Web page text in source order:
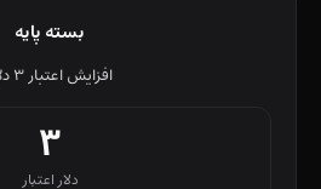
بسته پایه
افزایش اعتبار ۳ دلار
۳
دلار اعتبار